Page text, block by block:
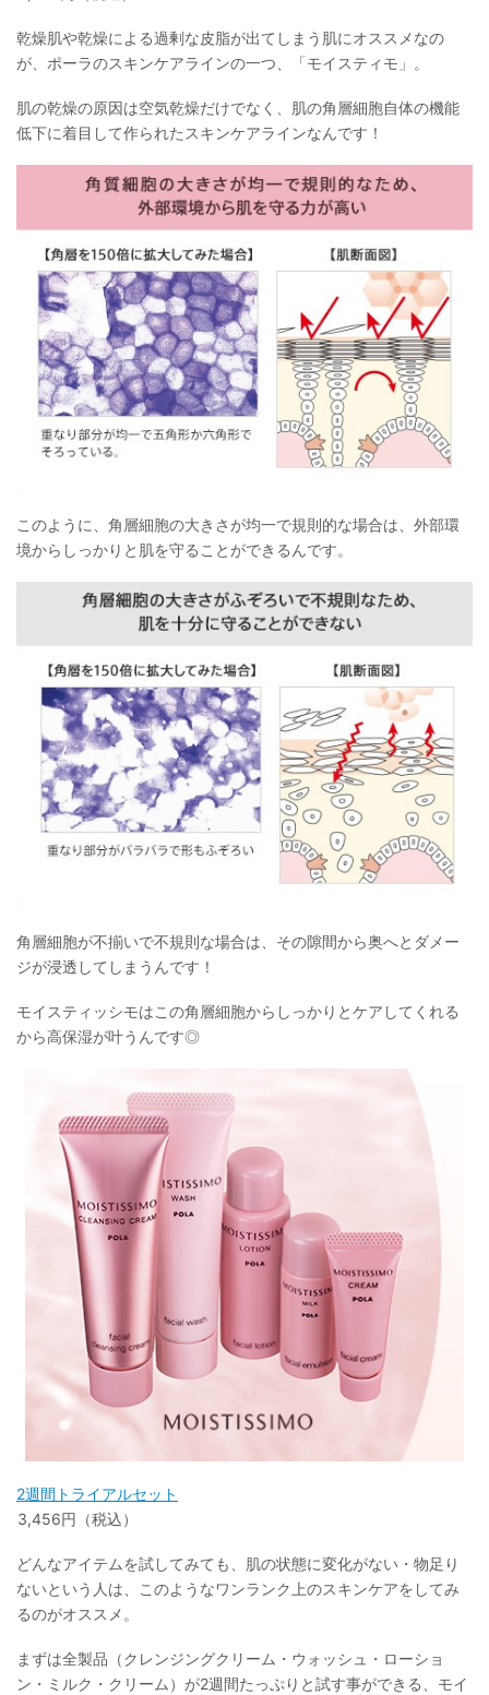
乾燥肌や乾燥による過剰な皮脂が出てしまう肌にオススメなの
が、ポーラのスキンケアラインの一つ、「モイスティモ」。
肌の乾燥の原因は空気乾燥だけでなく、肌の角層細胞自体の機能
低下に着目して作られたスキンケアラインなんです！
このように、角層細胞の大きさが均一で規則的な場合は、外部環
境からしっかりと肌を守ることができるんです。
角層細胞が不揃いで不規則な場合は、その隙間から奥へとダメー
ジが浸透してしまうんです！
モイスティッシモはこの角層細胞からしっかりとケアしてくれる
から高保湿が叶うんです◎
2週間トライアルセット
3,456円（税込）
どんなアイテムを試してみても、肌の状態に変化がない・物足り
ないという人は、このようなワンランク上のスキンケアをしてみ
るのがオススメ。
まずは全製品（クレンジングクリーム・ウォッシュ・ローショ
ン・ミルク・クリーム）が2週間たっぷりと試す事ができる、モイ